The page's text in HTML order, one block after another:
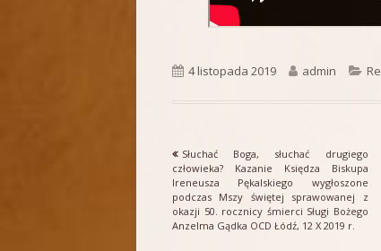
Opublikowano
4 listopada 2019 Autor
admin
Nawigacja
wpisu
Poprzedni
artykół
Słuchać Boga, słuchać drugiego
człowieka? Kazanie Księdza Biskupa
Ireneusza Pękalskiego wygłoszone
podczas Mszy świętej sprawowanej z
okazji 50. rocznicy śmierci Sługi Bożego
Anzelma Gądka OCD Łódź, 12 X 2019 r.